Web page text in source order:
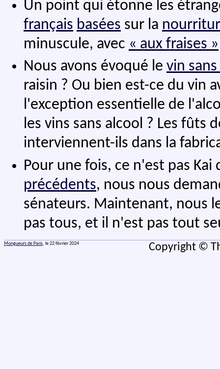
Un point qui étonne les
français basées sur la
minuscule, avec « aux fraises »
Nous avons évoqué le vin
raisin ? Ou bien est-ce du vin
l'exception essentielle de
les vins sans alcool ? Les fûts
interviennent-ils dans la
Pour une fois, ce n'est pas
précédents, nous nous
sénateurs. Maintenant, nous
pas tous, et il n'est pas tout
Mongueurs de Paris, le 22 février 2024 Copyright ©